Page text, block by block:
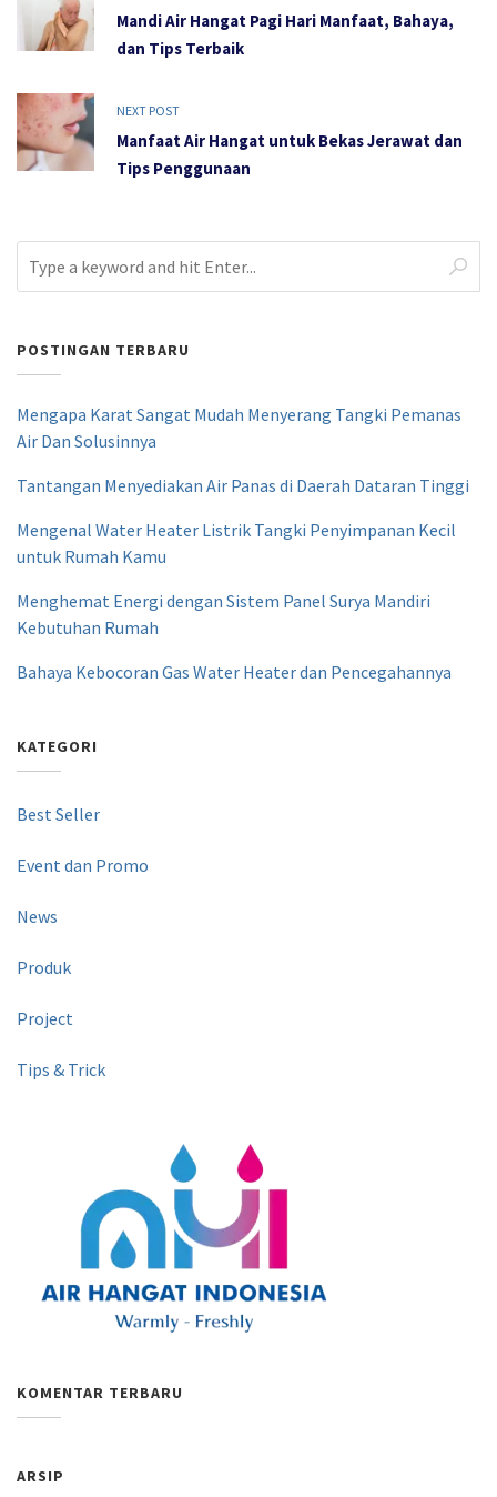
Mandi Air Hangat Pagi Hari Manfaat, Bahaya,
dan Tips Terbaik
NEXT POST
Manfaat Air Hangat untuk Bekas Jerawat dan
Tips Penggunaan
POSTINGAN TERBARU
Mengapa Karat Sangat Mudah Menyerang Tangki Pemanas
Air Dan Solusinnya
Tantangan Menyediakan Air Panas di Daerah Dataran Tinggi
Mengenal Water Heater Listrik Tangki Penyimpanan Kecil
untuk Rumah Kamu
Menghemat Energi dengan Sistem Panel Surya Mandiri
Kebutuhan Rumah
Bahaya Kebocoran Gas Water Heater dan Pencegahannya
KATEGORI
Best Seller
Event dan Promo
News
Produk
Project
Tips & Trick
KOMENTAR TERBARU
ARSIP